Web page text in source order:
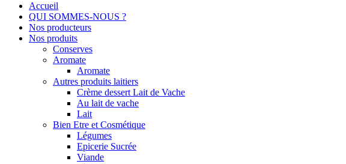
Accueil
QUI SOMMES-NOUS ?
Nos producteurs
Nos produits
Conserves
Aromate
Aromate
Autres produits laitiers
Crème dessert Lait de Vache
Au lait de vache
Lait
Bien Etre et Cosmétique
Légumes
Epicerie Sucrée
Viande